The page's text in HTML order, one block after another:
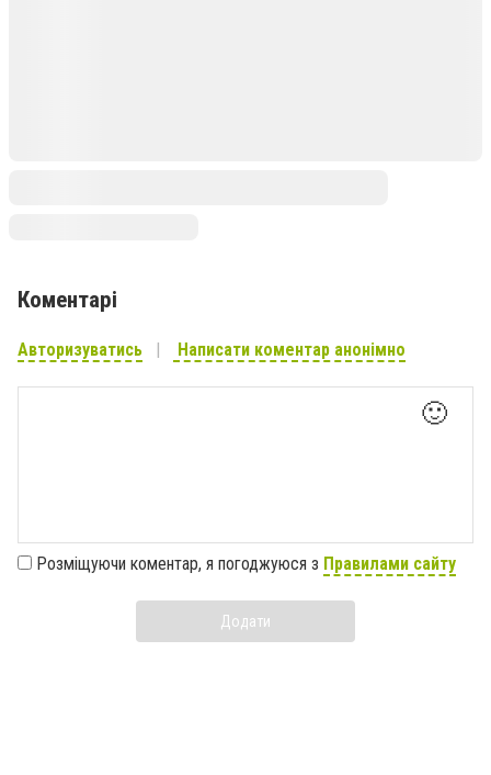
Коментарі
Авторизуватись Написати коментар анонімно
🙂
Розміщуючи коментар, я погоджуюся з Правилами сайту
Додати